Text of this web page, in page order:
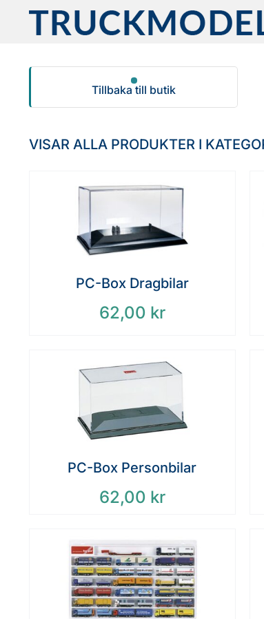
Fortsätt
Tillbaka till butik
VISAR ALLA PRODUKTER I
PC-Box Dragbilar
62,00 kr
PC-Box Personbilar
62,00 kr